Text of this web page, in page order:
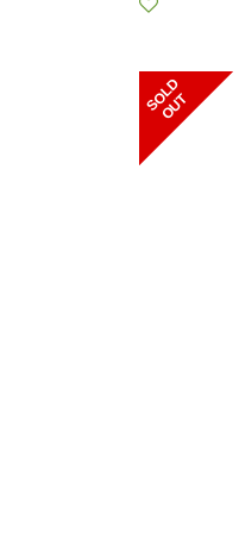
S
O
L
D
O
U
T